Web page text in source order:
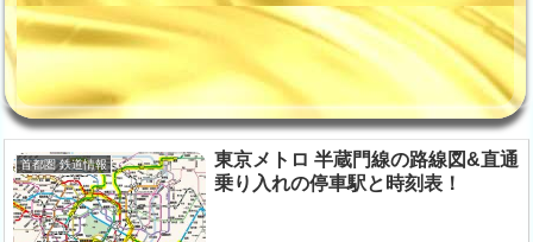
首都圏 鉄道情報
東京メトロ 半蔵門線の路線図&直通
乗り入れの停車駅と時刻表！